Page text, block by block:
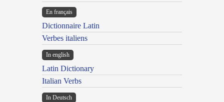
En français
Dictionnaire Latin
Verbes italiens
In english
Latin Dictionary
Italian Verbs
In Deutsch